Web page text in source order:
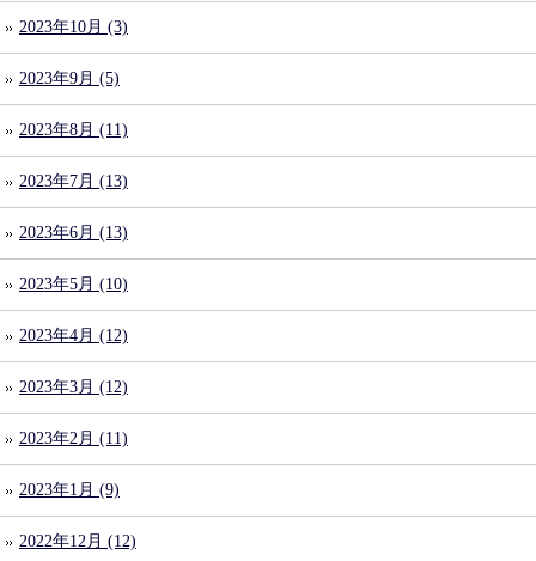
2023年10月 (3)
2023年9月 (5)
2023年8月 (11)
2023年7月 (13)
2023年6月 (13)
2023年5月 (10)
2023年4月 (12)
2023年3月 (12)
2023年2月 (11)
2023年1月 (9)
2022年12月 (12)